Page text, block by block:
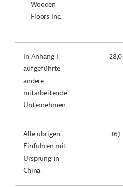
Wooden
Floors Inc.
In Anhang I
aufgeführte
andere
mitarbeitende
Unternehmen
28,0
Alle übrigen
Einfuhren mit
Ursprung in
China
36,1